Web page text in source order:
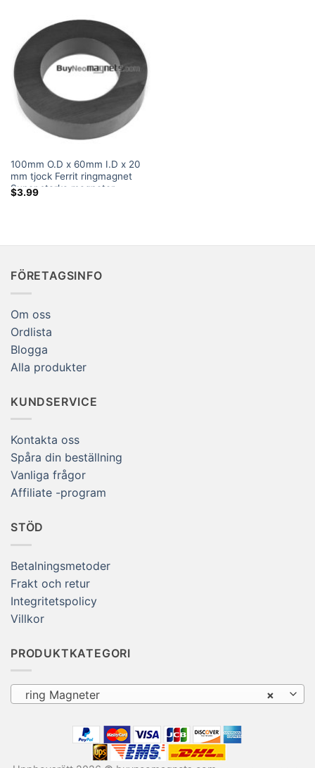
100mm O.D x 60mm I.D x 20
mm tjock Ferrit ringmagnet
Super starka magneter
Walmart
$3.99
FÖRETAGSINFO
Om oss
Ordlista
Blogga
Alla produkter
KUNDSERVICE
Kontakta oss
Spåra din beställning
Vanliga frågor
Affiliate -program
STÖD
Betalningsmetoder
Frakt och retur
Integritetspolicy
Villkor
PRODUKTKATEGORI
×
ring Magneter